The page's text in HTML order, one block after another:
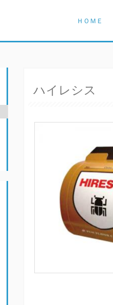
ＨＯＭＥ
ハイレシス